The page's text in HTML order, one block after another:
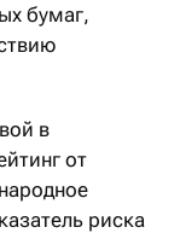
бумаг,
в
от
риска